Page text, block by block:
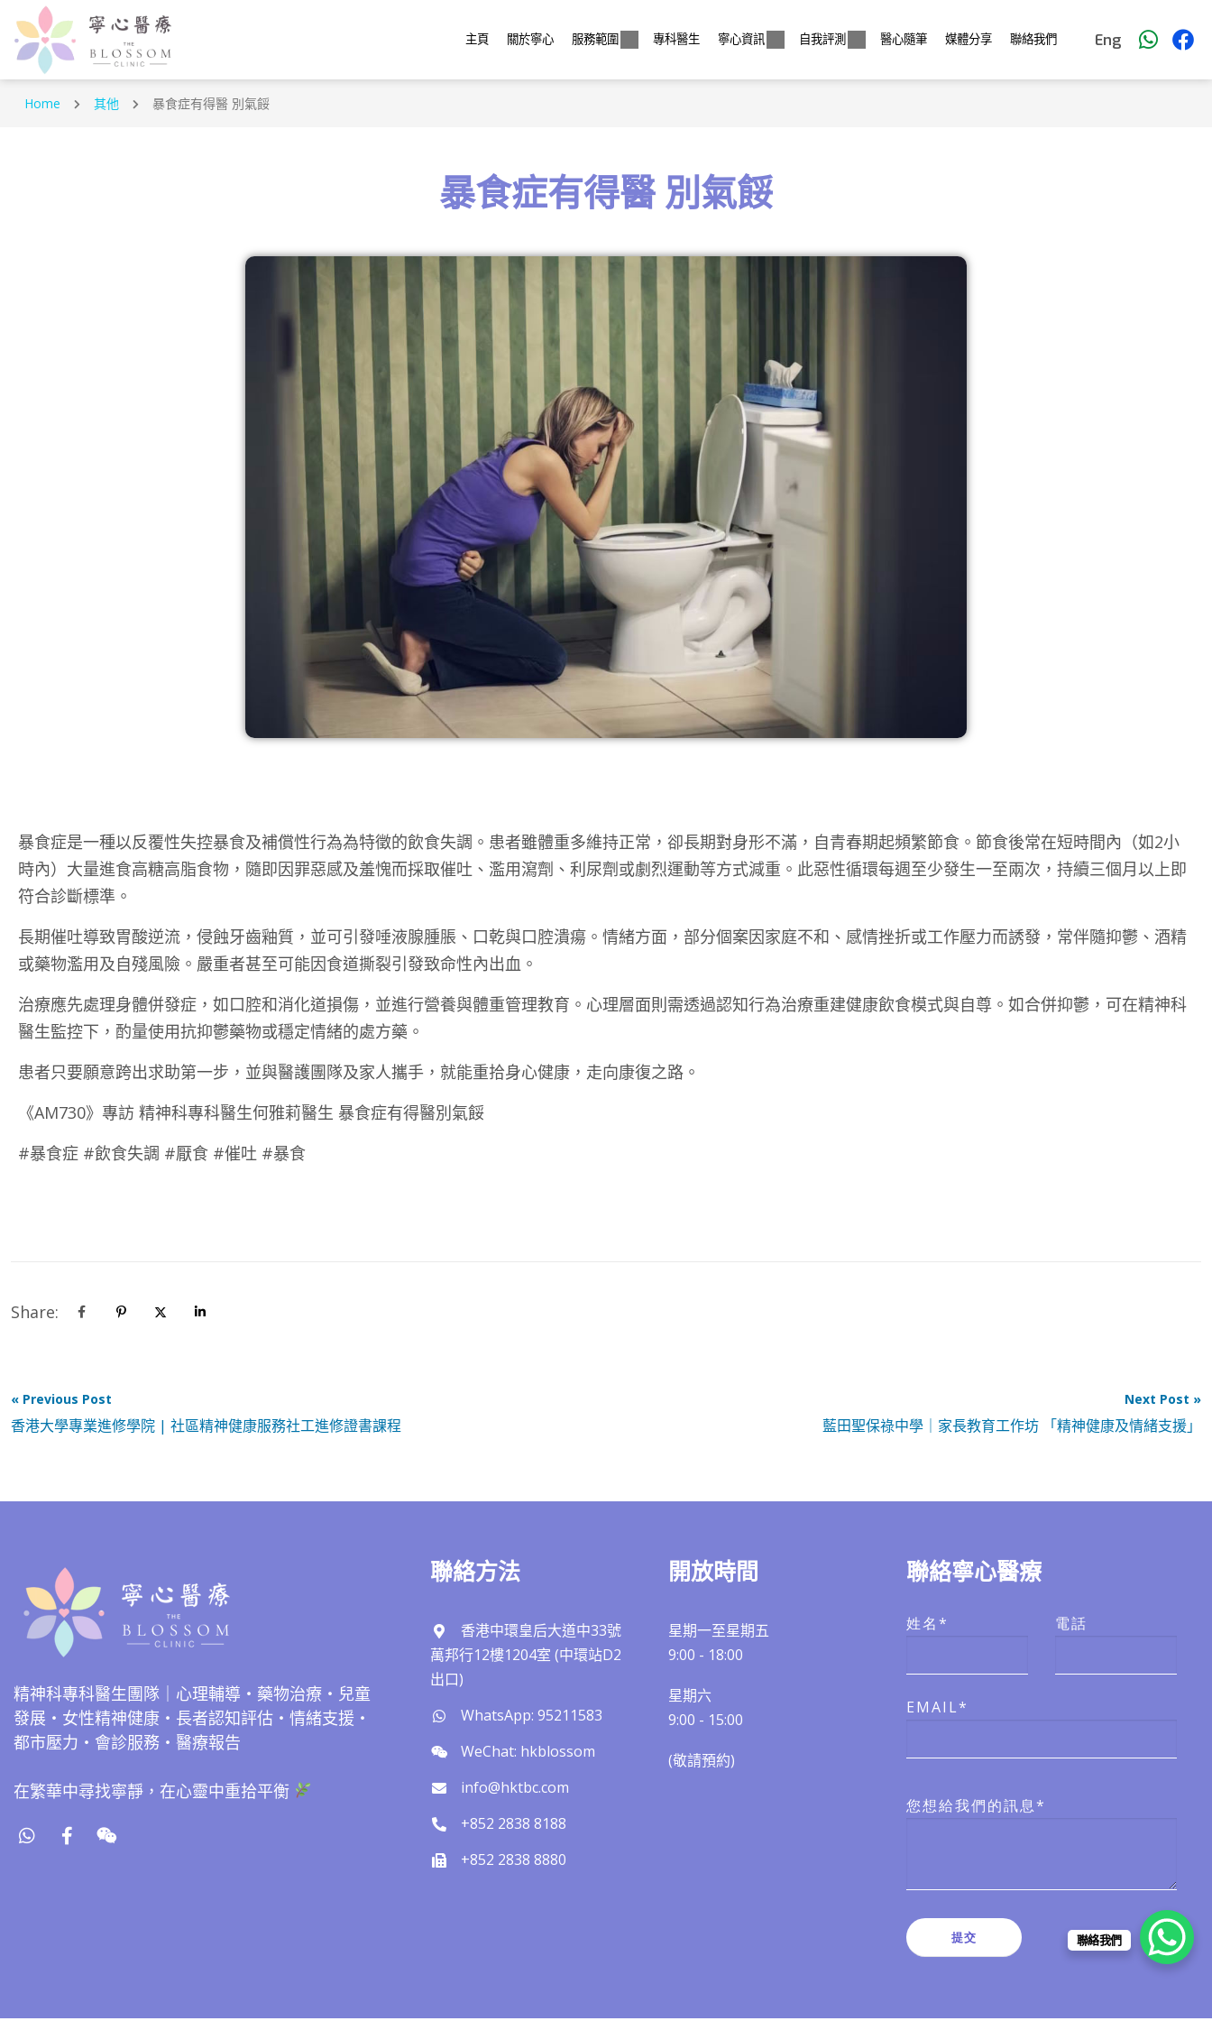
主頁 關於寧心 服務範圍 專科醫生 寧心資訊 自我評測 醫心隨筆 媒體分享 聯絡我們 Eng
Home 其他 暴食症有得醫 別氣餒
暴食症有得醫 別氣餒
暴食症是一種以反覆性失控暴食及補償性行為為特徵的飲食失調。患者雖體重多維持正常，卻長期對身形不滿，自青春期起頻繁節食。節食後常在短時間內（如2小
時內）大量進食高糖高脂食物，隨即因罪惡感及羞愧而採取催吐、濫用瀉劑、利尿劑或劇烈運動等方式減重。此惡性循環每週至少發生一至兩次，持續三個月以上即
符合診斷標準。
長期催吐導致胃酸逆流，侵蝕牙齒釉質，並可引發唾液腺腫脹、口乾與口腔潰瘍。情緒方面，部分個案因家庭不和、感情挫折或工作壓力而誘發，常伴隨抑鬱、酒精
或藥物濫用及自殘風險。嚴重者甚至可能因食道撕裂引發致命性內出血。
治療應先處理身體併發症，如口腔和消化道損傷，並進行營養與體重管理教育。心理層面則需透過認知行為治療重建健康飲食模式與自尊。如合併抑鬱，可在精神科
醫生監控下，酌量使用抗抑鬱藥物或穩定情緒的處方藥。
患者只要願意跨出求助第一步，並與醫護團隊及家人攜手，就能重拾身心健康，走向康復之路。
《AM730》專訪 精神科專科醫生何雅莉醫生 暴食症有得醫別氣餒
#暴食症 #飲食失調 #厭食 #催吐 #暴食
Share:
« Previous Post
香港大學專業進修學院 | 社區精神健康服務社工進修證書課程
Next Post »
藍田聖保祿中學｜家長教育工作坊 「精神健康及情緒支援」
精神科專科醫生團隊｜心理輔導・藥物治療・兒童
發展・女性精神健康・長者認知評估・情緒支援・
都市壓力・會診服務・醫療報告
在繁華中尋找寧靜，在心靈中重拾平衡
聯絡方法
香港中環皇后大道中33號
萬邦行12樓1204室 (中環站D2
出口)
WhatsApp: 95211583
WeChat: hkblossom
info@hktbc.com
+852 2838 8188
+852 2838 8880
開放時間
星期一至星期五
9:00 - 18:00
星期六
9:00 - 15:00
(敬請預約)​​
聯絡寧心醫療
姓名* 電話
EMAIL*
您想給我們的訊息*
聯絡我們